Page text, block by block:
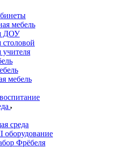
мебель
ДОУ
столовой
учителя
мебель
среда
оборудование
Фрёбеля